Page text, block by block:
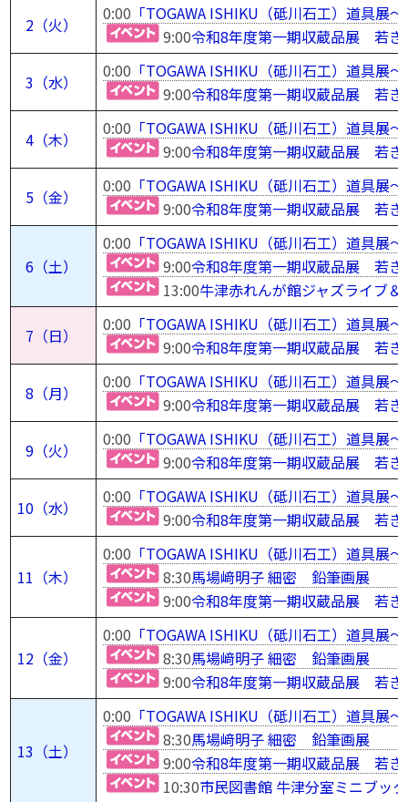
2（火）
0:00 「TOGAWA ISHIKU（砥川石工）道具展
9:00令和8年度第一期収蔵品展 若
3（水）
0:00 「TOGAWA ISHIKU（砥川石工）道具展
9:00令和8年度第一期収蔵品展 若
4（木）
0:00 「TOGAWA ISHIKU（砥川石工）道具展
9:00令和8年度第一期収蔵品展 若
5（金）
0:00 「TOGAWA ISHIKU（砥川石工）道具展
9:00令和8年度第一期収蔵品展 若
6（土）
0:00 「TOGAWA ISHIKU（砥川石工）道具展
9:00令和8年度第一期収蔵品展 若
13:00牛津赤れんが館ジャズライブ
7（日）
0:00 「TOGAWA ISHIKU（砥川石工）道具展
9:00令和8年度第一期収蔵品展 若
8（月）
0:00 「TOGAWA ISHIKU（砥川石工）道具展
9:00令和8年度第一期収蔵品展 若
9（火）
0:00 「TOGAWA ISHIKU（砥川石工）道具展
9:00令和8年度第一期収蔵品展 若
10（水）
0:00 「TOGAWA ISHIKU（砥川石工）道具展
9:00令和8年度第一期収蔵品展 若
11（木）
0:00 「TOGAWA ISHIKU（砥川石工）道具展
8:30馬場﨑明子 細密 鉛筆画展
9:00令和8年度第一期収蔵品展 若
12（金）
0:00 「TOGAWA ISHIKU（砥川石工）道具展
8:30馬場﨑明子 細密 鉛筆画展
9:00令和8年度第一期収蔵品展 若
13（土）
0:00 「TOGAWA ISHIKU（砥川石工）道具展
8:30馬場﨑明子 細密 鉛筆画展
9:00令和8年度第一期収蔵品展 若
10:30市民図書館 牛津分室ミニブッ